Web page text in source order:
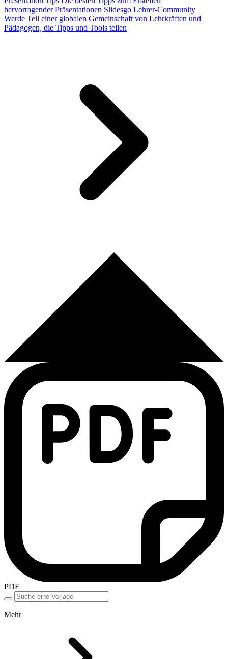
hervorragender Präsentationen Slidesgo Lehrer-Community
Werde Teil einer globalen Gemeinschaft von Lehrkräften und
Pädagogen, die Tipps und Tools teilen
PDF
Mehr